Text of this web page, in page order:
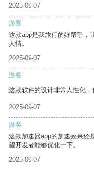
2025-09-07
游客
这款app是我旅行的好帮手，
人情。
2025-09-07
游客
这款软件的设计非常人性化，
2025-09-07
游客
这款加速器app的加速效果还
望开发者能够优化一下。
2025-09-07